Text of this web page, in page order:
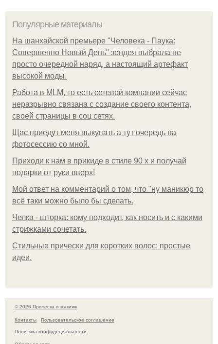
Популярные материалы
На шанхайской премьере "Человека - Паука:
Совершенно Новый День" зендея выбрала не
просто очередной наряд, а настоящий артефакт
высокой моды.
Работа в MLM, то есть сетевой компании сейчас
неразрывно связана с создание своего контента,
своей страницы в соц сетях.
Щас приедут меня выкупать а тут очередь на
фотосессию со мной.
Приходи к нам в прикиде в стиле 90 х и получай
подарки от руки вверх!
Мой ответ на комментарий о том, что "ну маникюр то
всё таки можно было бы сделать.
Челка - шторка: кому подходит, как носить и с какими
стрижками сочетать.
Стильные прически для коротких волос: простые
идеи.
© 2026 Прическа и макияж
Контакты
Пользовательское соглашение
Политика конфидециальности